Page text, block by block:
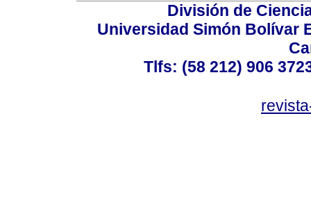
División de
Universidad Simón Bolívar
Tlfs: (58 212) 906